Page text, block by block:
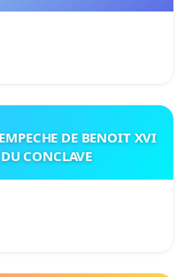
DE BENOIT XVI
CONCLAVE